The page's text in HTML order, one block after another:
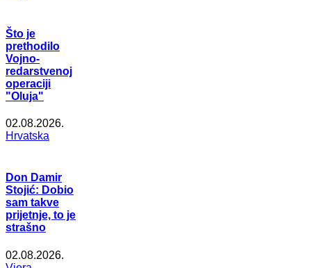
Što je
prethodilo
Vojno-
redarstvenoj
operaciji
"Oluja"
02.08.2026.
Hrvatska
Don Damir
Stojić: Dobio
sam takve
prijetnje, to je
strašno
02.08.2026.